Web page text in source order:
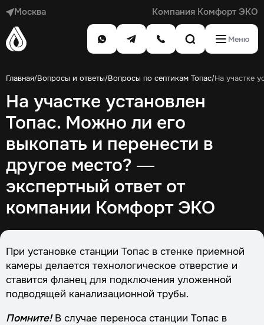
Москва Компания Комфорт ЭКО
Меню
Главная/Вопросы и ответы/Вопросы по септикам Топас/На участке
На участке установлен
Топас. Можно ли его
выкопать и перенести в
другое место? —
экспертный ответ от
компании Комфорт ЭКО
При установке станции Топас в стенке приемной
камеры делается технологическое отверстие и
ставится фланец для подключения уложенной
подводящей канализационной трубы.
Помните!В случае переноса станции Топас в